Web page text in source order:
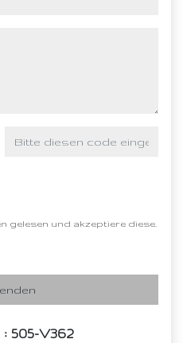
gelesen und akzeptiere diese.
505-V362